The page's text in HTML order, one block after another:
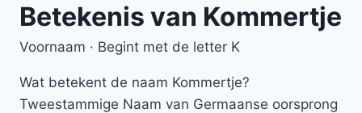
Betekenis van Kommertje
Voornaam · Begint met de letter K
Wat betekent de naam Kommertje?
Tweestammige Naam van Germaanse oorsprong